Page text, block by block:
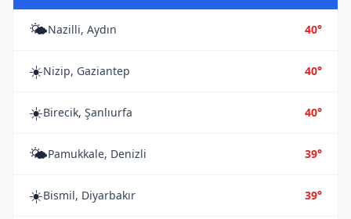
🌤️Nazilli, Aydın 40°
☀️Nizip, Gaziantep 40°
☀️Birecik, Şanlıurfa 40°
🌤️Pamukkale, Denizli 39°
☀️Bismil, Diyarbakır 39°